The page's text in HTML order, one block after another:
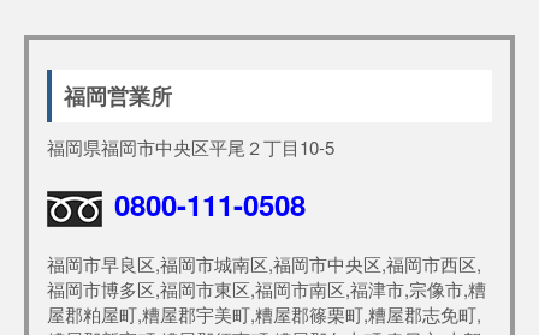
福岡営業所
福岡県福岡市中央区平尾２丁目10-5
0800-111-0508
福岡市早良区,福岡市城南区,福岡市中央区,福岡市西区,
福岡市博多区,福岡市東区,福岡市南区,福津市,宗像市,糟
屋郡粕屋町,糟屋郡宇美町,糟屋郡篠栗町,糟屋郡志免町,